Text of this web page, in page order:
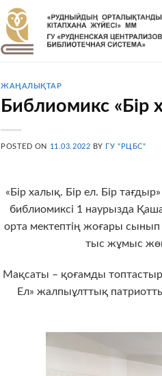
ЖАҢАЛЫҚТАР
Библиомикс «Бір
POSTED ON 11.03.2022 BY ГУ "РЦБС"
«Бір халық. Бір ел. Бір
библиомиксі 1 наурызда
орта мектептің жоғары
тыс жұмыс
Мақсаты – қоғамды
Ел» жалпыұлттық